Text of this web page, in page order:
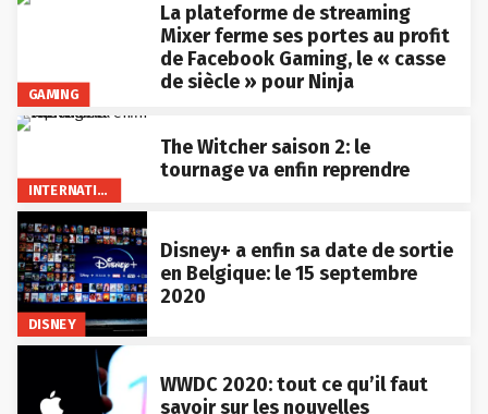
GAMING
La plateforme de streaming
Mixer ferme ses portes au profit
de Facebook Gaming, le « casse
de siècle » pour Ninja
INTERNATIONAL
The Witcher saison 2: le
tournage va enfin reprendre
DISNEY
Disney+ a enfin sa date de sortie
en Belgique: le 15 septembre
2020
WWDC 2020: tout ce qu’il faut
savoir sur les nouvelles